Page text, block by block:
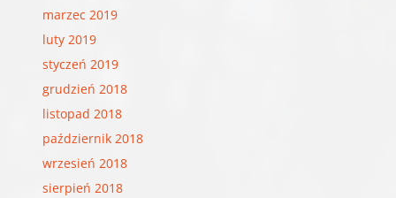
marzec 2019
luty 2019
styczeń 2019
grudzień 2018
listopad 2018
październik 2018
wrzesień 2018
sierpień 2018